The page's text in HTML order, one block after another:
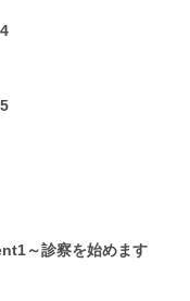
～診察を始めます